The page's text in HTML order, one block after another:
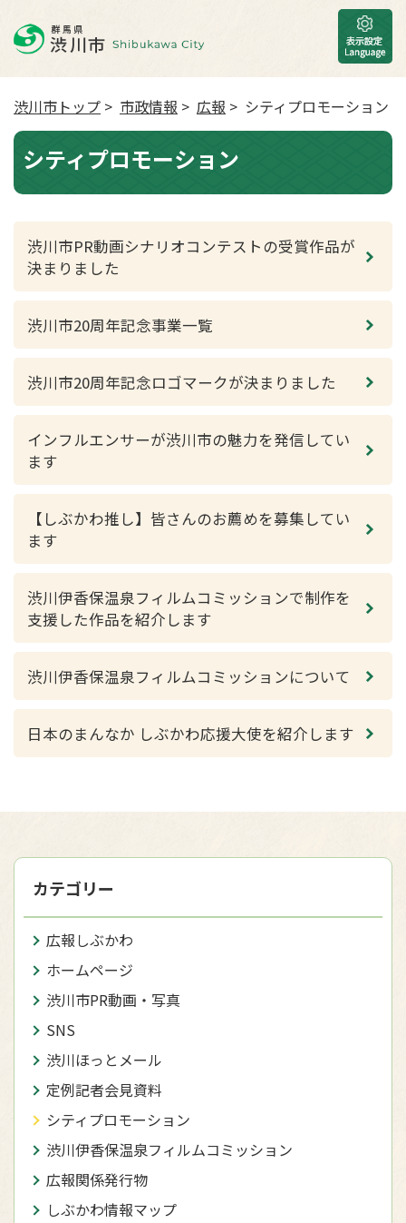
渋川市トップ > 市政情報 > 広報 > シティプロモーション
シティプロモーション
渋川市PR動画シナリオコンテストの受賞作品が
決まりました
渋川市20周年記念事業一覧
渋川市20周年記念ロゴマークが決まりました
インフルエンサーが渋川市の魅力を発信してい
ます
【しぶかわ推し】皆さんのお薦めを募集してい
ます
渋川伊香保温泉フィルムコミッションで制作を
支援した作品を紹介します
渋川伊香保温泉フィルムコミッションについて
日本のまんなか しぶかわ応援大使を紹介します
カテゴリー
広報しぶかわ
ホームページ
渋川市PR動画・写真
SNS
渋川ほっとメール
定例記者会見資料
シティプロモーション
渋川伊香保温泉フィルムコミッション
広報関係発行物
しぶかわ情報マップ